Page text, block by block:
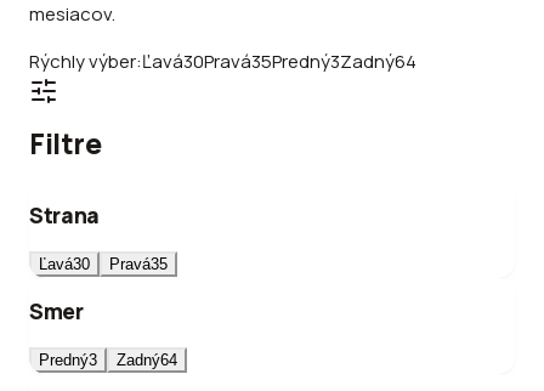
mesiacov.
Rýchly výber:Ľavá30Pravá35Predný3Zadný64
Filtre
Strana
Ľavá30 Pravá35
Smer
Predný3 Zadný64